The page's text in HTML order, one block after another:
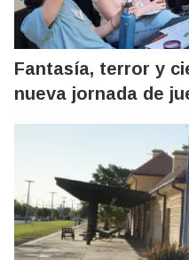
Fantasía, terror y
nueva jornada de